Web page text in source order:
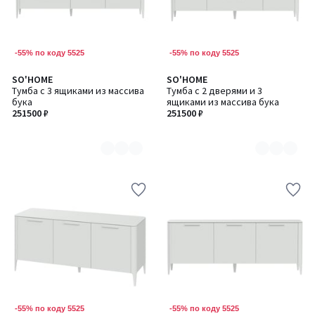
-55% по коду 5525
SO'HOME
Тумба с 3 ящиками из массива
бука
251500 ₽
Количество
цветов:
6
-55% по коду 5525
SO'HOME
Тумба с 2 дверями и 3
ящиками из массива бука
251500 ₽
Количество
цветов:
6
-55% по коду 5525 -55% по коду 5525